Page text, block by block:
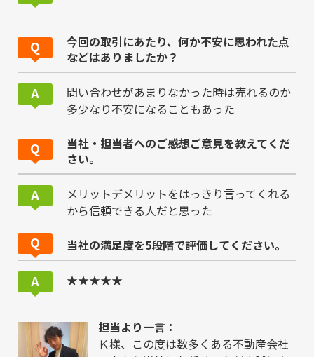
今回の取引にあたり、何か不安に思われた点
などはありましたか？
問い合わせがあまりなかった時は売れるのか
多少なり不安になることもあった
当社・担当者へのご感想ご意見を教えてくだ
さい。
メリットデメリットをはっきり言ってくれる
から信頼できる人だと思った
当社の満足度を5段階で評価してください。
★★★★★
担当より一言：
Ｋ様、この度は数多くある不動産会社